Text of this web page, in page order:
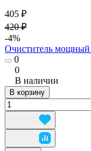
405 ₽
420 ₽
-4%
Очиститель
0
0
В наличии
В корзину